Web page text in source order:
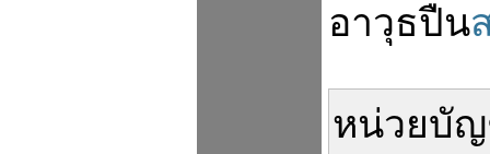
อาวุธปืน
หน่วยบัญ